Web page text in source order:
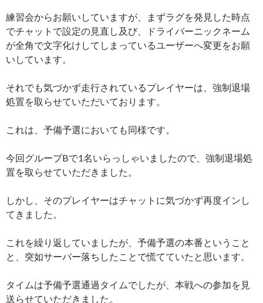
練習会からお願いしていますが、まずラグを発見した時点
でチャットで設定の見直し及び、ドライバーニックネーム
が全角で文字化けしてしまっているユーザーへ変更をお願
いしています。
それでも気づかず走行されているプレイヤーは、強制退場
処置を取らせていただいております。
これは、予備予選においても同様です。
今回グループBで1名いらっしゃいましたので、強制退場処
置を取らせていただきました。
しかし、そのプレイヤーはチャットに気づかず再度インし
てきました。
これを繰り返していましたが、予備予選の本番ということ
と、突如サーバー落ちしたことで慌てていたと思います。
タイムは予備予選通過タイムでしたが、本戦への参加を見
送らせていただきました。